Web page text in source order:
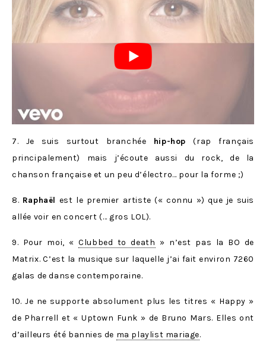
7. Je suis surtout branchée hip-hop (rap français
principalement) mais j’écoute aussi du rock, de la
chanson française et un peu d’électro… pour la forme ;)
8. Raphaël est le premier artiste (« connu ») que je suis
allée voir en concert (… gros LOL).
9. Pour moi, «Clubbed to death » n’est pas la BO de
Matrix. C’est la musique sur laquelle j’ai fait environ 7260
galas de danse contemporaine.
10. Je ne supporte absolument plus les titres « Happy »
de Pharrell et « Uptown Funk » de Bruno Mars. Elles ont
d’ailleurs été bannies de ma playlist mariage.